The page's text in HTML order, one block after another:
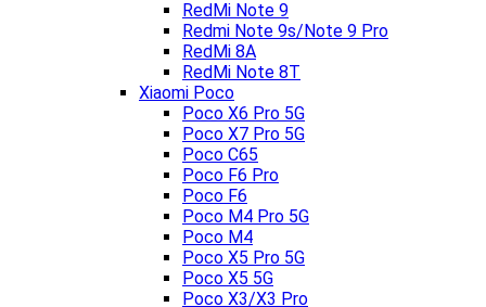
RedMi Note 9
Redmi Note 9s/Note 9 Pro
RedMi 8A
RedMi Note 8T
Xiaomi Poco
Poco X6 Pro 5G
Poco X7 Pro 5G
Poco C65
Poco F6 Pro
Poco F6
Poco M4 Pro 5G
Poco M4
Poco X5 Pro 5G
Poco X5 5G
Poco X3/X3 Pro